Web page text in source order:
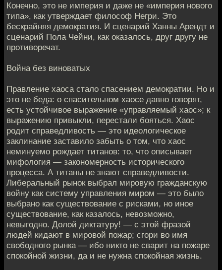
Конечно, это не империя и даже не «империя нового
типа», как утверждает философ Негри. Это
бескрайняя демократия. И сценарий Ханны Арендт и
сценарий Пола Чейни, как оказалось, друг другу не
противоречат.
Война без виноватых
Правление хаоса стало спасением демократии. Но и
это не беда: о спасительном хаосе давно говорят,
есть устойчивое выражение «управляемый хаос»; к
выражению привыкли, перестали бояться. Хаос
родит справедливость — это идеологическое
заклинание заставило забыть о том, что хаос
неминуемо рождает титанов: то, что описывает
мифология — закономерность исторического
процесса. А титаны не знают справедливости.
Либеральный рынок выбрал мировую гражданскую
войну как систему управления миром — это было
выбрано как существование с рисками, но иное
существование, как казалось, невозможно,
невыгодно. Долой диктатуру! — с этой фразой
людей кидают в мировой пожар; сгори во имя
свободного рынка — ибо никто не сварит на пожаре
спокойной жизни, да и не нужна спокойная жизнь.